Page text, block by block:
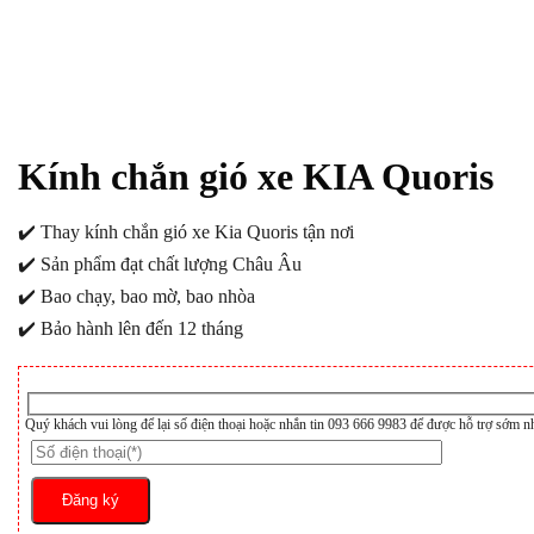
Kính chắn gió xe KIA Quoris
✔️ Thay kính chắn gió xe Kia Quoris tận nơi
✔️ Sản phẩm đạt chất lượng Châu Âu
✔️ Bao chạy, bao mờ, bao nhòa
✔️ Bảo hành lên đến 12 tháng
Quý khách vui lòng để lại số điện thoại hoặc nhắn tin 093 666 9983 để được hỗ trợ sớm